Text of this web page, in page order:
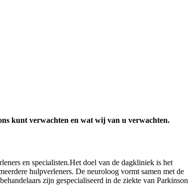
kunt verwachten en wat wij van u verwachten.
en specialisten.Het doel van de dagkliniek is het
hulpverleners. De neuroloog vormt samen met de
zijn gespecialiseerd in de ziekte van Parkinson